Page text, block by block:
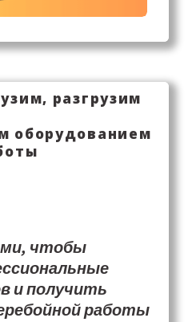
разгрузим
оборудованием
чтобы
и получить
работы